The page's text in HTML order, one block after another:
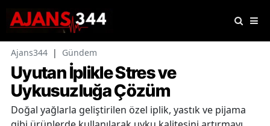
Ajans344 | Gündem
Uyutan İplikle Stres ve
Uykusuzluğa Çözüm
Doğal yağlarla geliştirilen özel iplik, yastık ve pijama